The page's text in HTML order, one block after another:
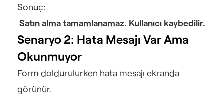
Sonuç:
Satın alma tamamlanamaz. Kullanıcı kaybedilir.
Senaryo 2: Hata Mesajı Var Ama
Okunmuyor
Form doldurulurken hata mesajı ekranda
görünür.